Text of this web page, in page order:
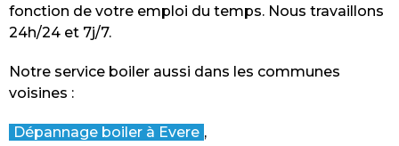
fonction de votre emploi du temps. Nous travaillons
24h/24 et 7j/7.
Notre service boiler aussi dans les communes
voisines :
Dépannage boiler à Evere ,